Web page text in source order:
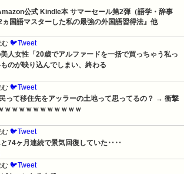
公式 Kindle本 サマーセール第2弾（語学・辞事
国語マスターした私の最強の外国語習得法』他
む 🐦Tweet
人女性「20歳でアルファードを一括で買っちゃう私っ
のが映り込んでしまい、終わる
む 🐦Tweet
って移住先をアッラーの土地って思ってるの？ → 衝撃
ｗｗｗｗｗｗｗｗｗｗ
む 🐦Tweet
と74ヶ月連続で景気回復していた‥‥
む 🐦Tweet